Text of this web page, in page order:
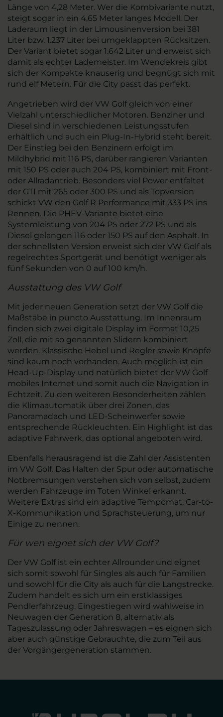
Länge von 4,28 Meter. Wer die Kombivariante nutzt,
steigt sogar in ein 4,65 Meter langes Modell. Der
Laderaum liegt in der Limousinenversion bei 381
Liter bzw. 1.237 Liter bei umgeklappten Rücksitzen.
Der Variant bietet sogar 1.642 Liter und erweist sich
damit als echter Lademeister. Im Wendekreis gibt
sich der Kompakte knauserig und begnügt sich mit
rund elf Metern. Für die City passt das perfekt.
Angetrieben wird der VW Golf gleich von einer
Vielzahl unterschiedlicher Motoren. Benziner und
Diesel sind in verschiedenen Leistungsstufen
erhältlich und auch ein Plug-In-Hybrid steht bereit.
Der Einstieg bei den Benzinern erfolgt im
Mildhybrid mit 116 PS, darüber rangieren Varianten
mit 150 PS oder auch 204 PS, kombiniert mit Front-
oder Allradantrieb. Besonders viel Power entfaltet
der GTI mit 265 oder 300 PS und als Topversion
schickt VW den Golf R Performance mit 333 PS ins
Rennen. Die PHEV-Variante bietet eine
Systemleistung von 204 PS oder 272 PS und als
Diesel gelangen 116 oder 150 PS auf den Asphalt. In
der schnellsten Version erweist sich der VW Golf als
regelrechtes Sportgerät und benötigt weniger als
fünf Sekunden von 0 auf 100 km/h.
Ausstattung des VW Golf
Mit jeder neuen Generation setzt der VW Golf die
Maßstäbe in puncto Ausstattung. Im Innenraum
finden sich zwei digitale Display im Format 10,25
Zoll, die mit so genannten Slidern kombiniert
werden. Klassische Hebel und Regler sowie Knöpfe
sind kaum noch vorhanden. Auch möglich ist ein
Head-Up-Display und natürlich bietet der VW Golf
mobiles Internet und somit auch die Navigation in
Echtzeit. Zu den weiteren Besonderheiten zählen
die Klimaautomatik über drei Zonen, das
Panoramadach und LED-Scheinwerfer sowie
entsprechende Rückleuchten. Ein Highlight ist das
adaptive Fahrwerk, das optional angeboten wird.
Ebenfalls herausragend ist die Zahl der Assistenten
im VW Golf. Das Halten der Spur oder automatische
Notbremsungen verstehen sich von selbst, zudem
werden Fahrzeuge im Toten Winkel erkannt.
Weitere Extras sind ein adaptive Tempomat, Car-to-
X-Kommunikation und Sprachsteuerung, um nur
Einige zu nennen.
Für wen eignet sich der VW Golf?
Der VW Golf ist ein echter Allrounder und eignet
sich somit sowohl für Singles als auch für Familien
und sowohl für die City als auch für die Langstrecke.
Zudem handelt es sich um ein erstklassiges
Pendlerfahrzeug. Eingestiegen wird wahlweise in
Neuwagen der Generation 8, alternativ als
Tageszulassung oder Jahreswagen – es eignen sich
aber auch günstige Gebrauchte, die zum Teil aus
der Vorgängergeneration stammen.